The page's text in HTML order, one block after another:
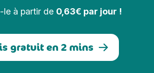
le à partir de 0,63€ par jour !
gratuit en 2 mins